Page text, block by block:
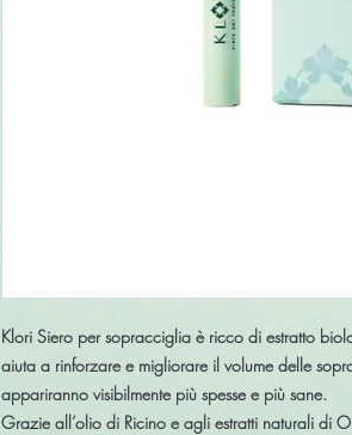
Klori Siero per sopracciglia è ricco di estratto
aiuta a rinforzare e migliorare il volume delle
appariranno visibilmente più spesse e più sane.
Grazie all’olio di Ricino e agli estratti naturali di